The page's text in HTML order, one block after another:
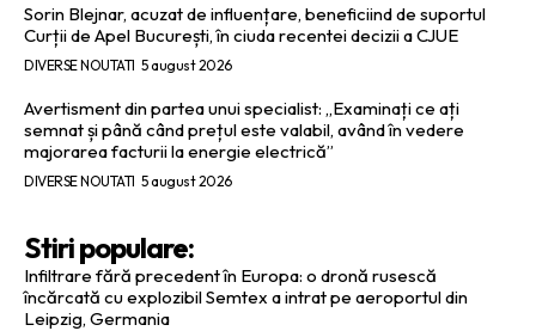
Sorin Blejnar, acuzat de influențare, beneficiind de suportul
Curții de Apel București, în ciuda recentei decizii a CJUE
DIVERSE NOUTATI 5 august 2026
Avertisment din partea unui specialist: „Examinați ce ați
semnat și până când prețul este valabil, având în vedere
majorarea facturii la energie electrică”
DIVERSE NOUTATI 5 august 2026
Stiri populare:
Infiltrare fără precedent în Europa: o dronă rusescă
încărcată cu explozibil Semtex a intrat pe aeroportul din
Leipzig, Germania